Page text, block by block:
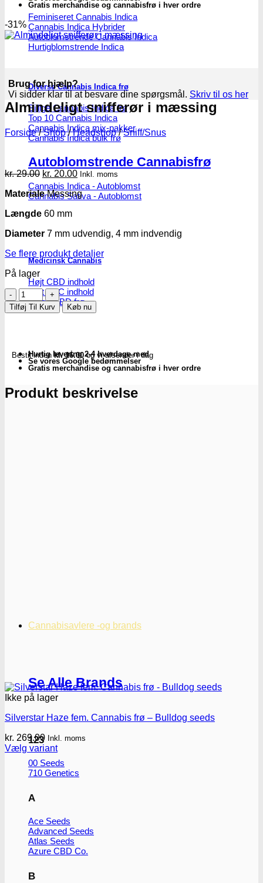
Feminiseret Cannabis Indica
Cannabis Indica Hybrider
Autoblomstrende Cannabis Indica
Hurtigblomstrende Indica
Diverse Cannabis Indica frø
Billige Cannabis Indica frø
Top 10 Cannabis Indica
Cannabis Indica mix-pakker
Cannabis Indica bulk frø
Autoblomstrende Cannabisfrø
Cannabis Indica - Autoblomst
Cannabis Sativa - Autoblomst
Medicinsk Cannabis
Højt CBD indhold
Højt THC indhold
Billige CBD frø
Cannabisavlere -og brands
Se Alle Brands
123
00 Seeds
710 Genetics
A
Ace Seeds
Advanced Seeds
Atlas Seeds
Azure CBD Co.
B
Gratis merchandise og cannabisfrø i hver ordre
-31%
Brug for hjælp?
Vi sidder klar til at besvare dine spørgsmål. Skriv til os her
Almindeligt snifferør i mæssing
Forside / Shop / Headshop / Sniff/Snus
kr.29.00 Den
oprindelige
pris
kr. 29.00.
kr. 20.00Den
aktuelle
pris
Inkl. moms
MaterialeMessing
Længde 60 mm
Diameter 7 mm udvendig, 4 mm indvendig
Se flere produkt detaljer
På lager
Almindeligt
snifferør
i
Tilføj Til Kurv Køb nu
Bestil indenkl. 16.00og vi afsender i dag
Hurtig levering 2-4 hverdage med
Se vores Google bedømmelser
Gratis merchandise og cannabisfrø i hver ordre
Produkt beskrivelse
Ikke på lager
Silverstar Haze fem. Cannabis frø – Bulldog seeds
kr. 269.00 Inkl. moms
Vælg variant
varianter.
vælges
varesiden